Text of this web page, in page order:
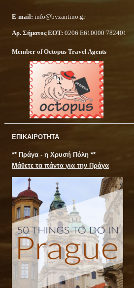
E-mail: info@byzantino.gr
Αρ. Σήματος ΕΟΤ: 0206 Ε610000 782401
Member of Octopus Travel Agents
ΕΠΙΚΑΙΡΟΤΗΤΑ
** Πράγα - η Χρυσή Πόλη **
Μάθετε τα πάντα για την Πράγα